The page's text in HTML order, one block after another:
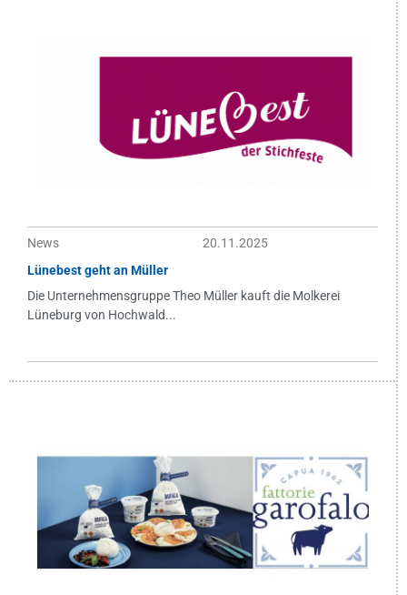
News
20.11.2025
Lünebest geht an Müller
Die Unternehmensgruppe Theo Müller kauft die Molkerei
Lüneburg von Hochwald...